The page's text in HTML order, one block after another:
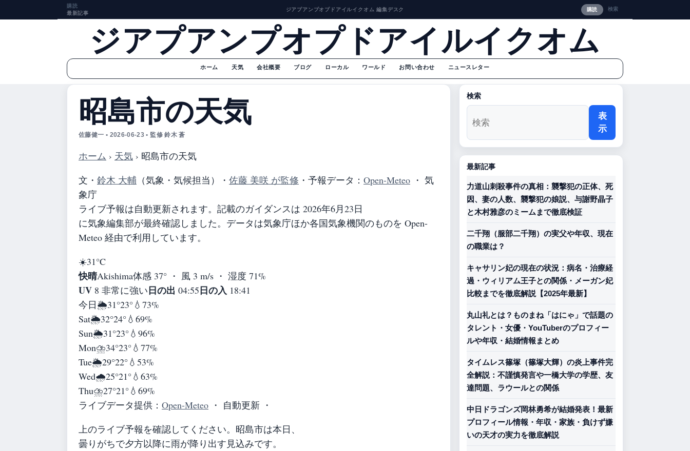
購読
最新記事
ジアプアンプオプドアイルイクオム 編集デスク 購読 検索
ジアプアンプオプドアイルイクオム
ホーム 天気 会社概要 ブログ ローカル ワールド お問い合わせ ニュースレター
昭島市の天気
佐藤健一 • 2026-06-23 • 監修 鈴木 蒼
ホーム › 天気 › 昭島市の天気
文・ 鈴木 大輔 （気象・気候担当） ・ 佐藤 美咲 が監修 ・ 予報データ： Open-Meteo ・ 気
象庁
ライブ予報は自動更新されます。記載のガイダンスは 2026年6月23日
に気象編集部が最終確認しました。データは気象庁ほか各国気象機関のものを Open-
Meteo 経由で利用しています。
☀️31°C
快晴Akishima体感 37° ・ 風 3 m/s ・ 湿度 71%
UV 8 非常に強い日の出 04:55日の入 18:41
今日🌦️31°23°💧73%
Sat🌦️32°24°💧69%
Sun🌦️31°23°💧96%
Mon⛈️34°23°💧77%
Tue🌦️29°22°💧53%
Wed🌧️25°21°💧63%
Thu⛈️27°21°💧69%
ライブデータ提供： Open-Meteo ・ 自動更新 ・
上のライブ予報を確認してください。昭島市は本日、
曇りがちで夕方以降に雨が降り出す見込みです。
検索
表
示
最新記事
力道山刺殺事件の真相：襲撃犯の正体、死
因、妻の人数、襲撃犯の娘説、与謝野晶子
と木村雅彦のミームまで徹底検証
二千翔（服部二千翔）の実父や年収、現在
の職業は？
キャサリン妃の現在の状況：病名・治療経
過・ウィリアム王子との関係・メーガン妃
比較までを徹底解説【2025年最新】
丸山礼とは？ものまね「はにゃ」で話題の
タレント・女優・YouTuberのプロフィー
ルや年収・結婚情報まとめ
タイムレス篠塚（篠塚大輝）の炎上事件完
全解説：不謹慎発言や一橋大学の学歴、友
達問題、ラウールとの関係
中日ドラゴンズ岡林勇希が結婚発表！最新
プロフィール情報・年収・家族・負けず嫌
いの天才の実力を徹底解説